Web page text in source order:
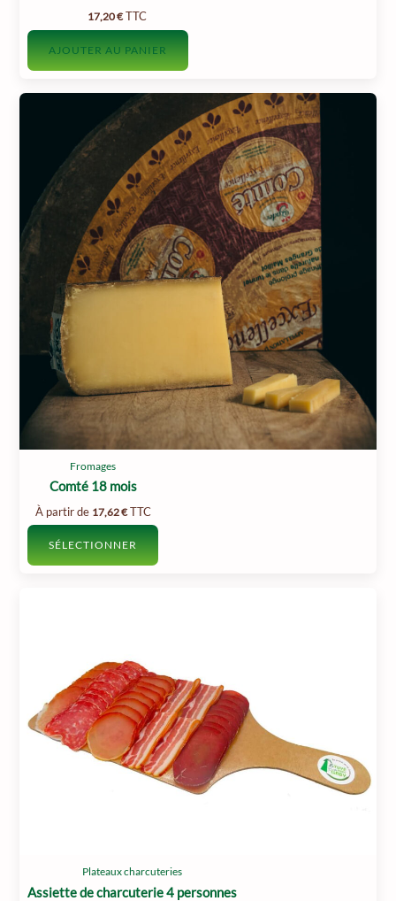
17,20€ TTC
AJOUTER AU PANIER
Fromages
Comté 18 mois
À partir de 17,62€ TTC
SÉLECTIONNER
options
peuvent
être
choisies
sur
la
Plateaux charcuteries
Assiette de charcuterie 4 personnes